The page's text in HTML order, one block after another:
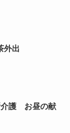
外出
護 お昼の献